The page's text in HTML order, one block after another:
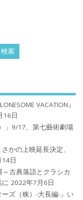
VACATION』
16日
」9/17、第七藝術劇場
かの上映延長決定、
日
古典落語とクラシカ
に 2022年7月6日
ズ（株）-大長編-』い